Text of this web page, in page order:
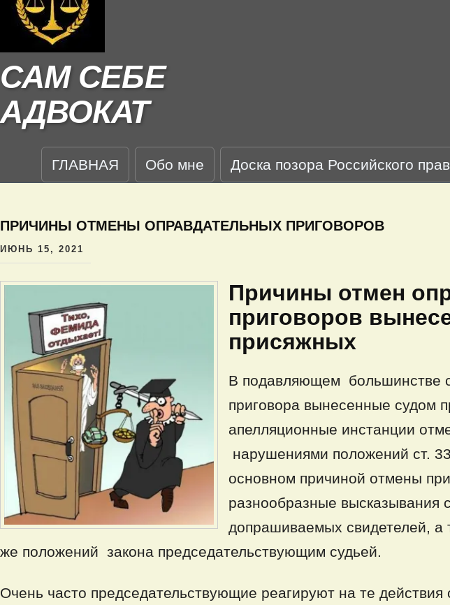
САМ СЕБЕ
АДВОКАТ
ГЛАВНАЯ Обо мне Доска позора Российского
ПРИЧИНЫ ОТМЕНЫ ОПРАВДАТЕЛЬНЫХ ПРИГОВОРОВ
ИЮНЬ 15, 2021
Причины отмен
приговоров
присяжных
В подавляющем большинстве
приговора вынесенные судом
апелляционные инстанции
нарушениями положений ст.
основном причиной отмены
разнообразные высказывания
допрашиваемых свидетелей, а
же положений закона председательствующим судьей.
Очень часто председательствующие реагируют на те